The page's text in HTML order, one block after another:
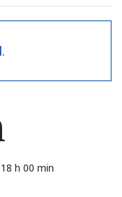
18 h 00 min